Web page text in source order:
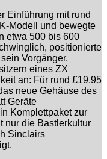
Einführung mit rund
Modell und bewegte
etwa 500 bis 600
positionierte
Vorgänger.
eines ZX
an: Für rund £19,95
neue Gehäuse des
Geräte
Komplettpaket zur
nur die Bastlerkultur
Sinclairs